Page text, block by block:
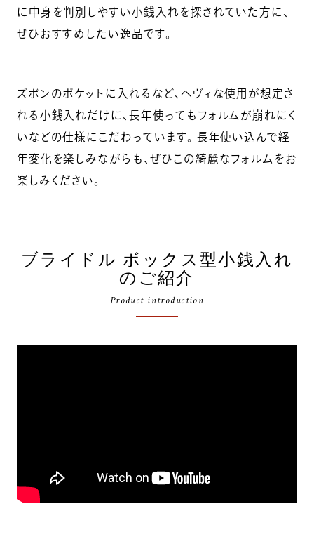
に中身を判別しやすい小銭入れを探されていた方に、
ぜひおすすめしたい逸品です。
ズボンのポケットに入れるなど、ヘヴィな使用が想定さ
れる小銭入れだけに、長年使ってもフォルムが崩れにく
いなどの仕様にこだわっています。 長年使い込んで経
年変化を楽しみながらも、ぜひこの綺麗なフォルムをお
楽しみください。
ブライドル ボックス型小銭入れ
のご紹介
Product introduction